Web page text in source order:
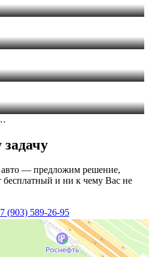
— предложим решение,
бесплатный и ни к чему Вас не
(903) 589-26-95